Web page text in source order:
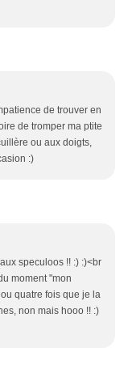
de trouver en
de tromper ma ptite
ou aux doigts,
:)
speculoos !! :) :)<br
moment "mon
quatre fois que je la
non mais hooo !! :)